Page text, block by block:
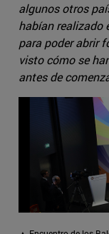
algunos otros
habían realizado
para poder abrir
visto cómo se
antes de